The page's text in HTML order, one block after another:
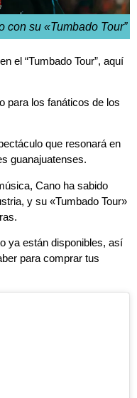
su «Tumbado Tour”
el “Tumbado Tour”, aquí
para los fanáticos de los
que resonará en
guanajuatenses.
Cano ha sabido
y su «Tumbado Tour»
ya están disponibles, así
para comprar tus